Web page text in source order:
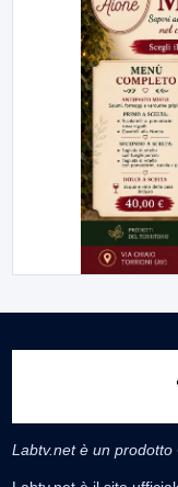
Labtv.net è un prodotto